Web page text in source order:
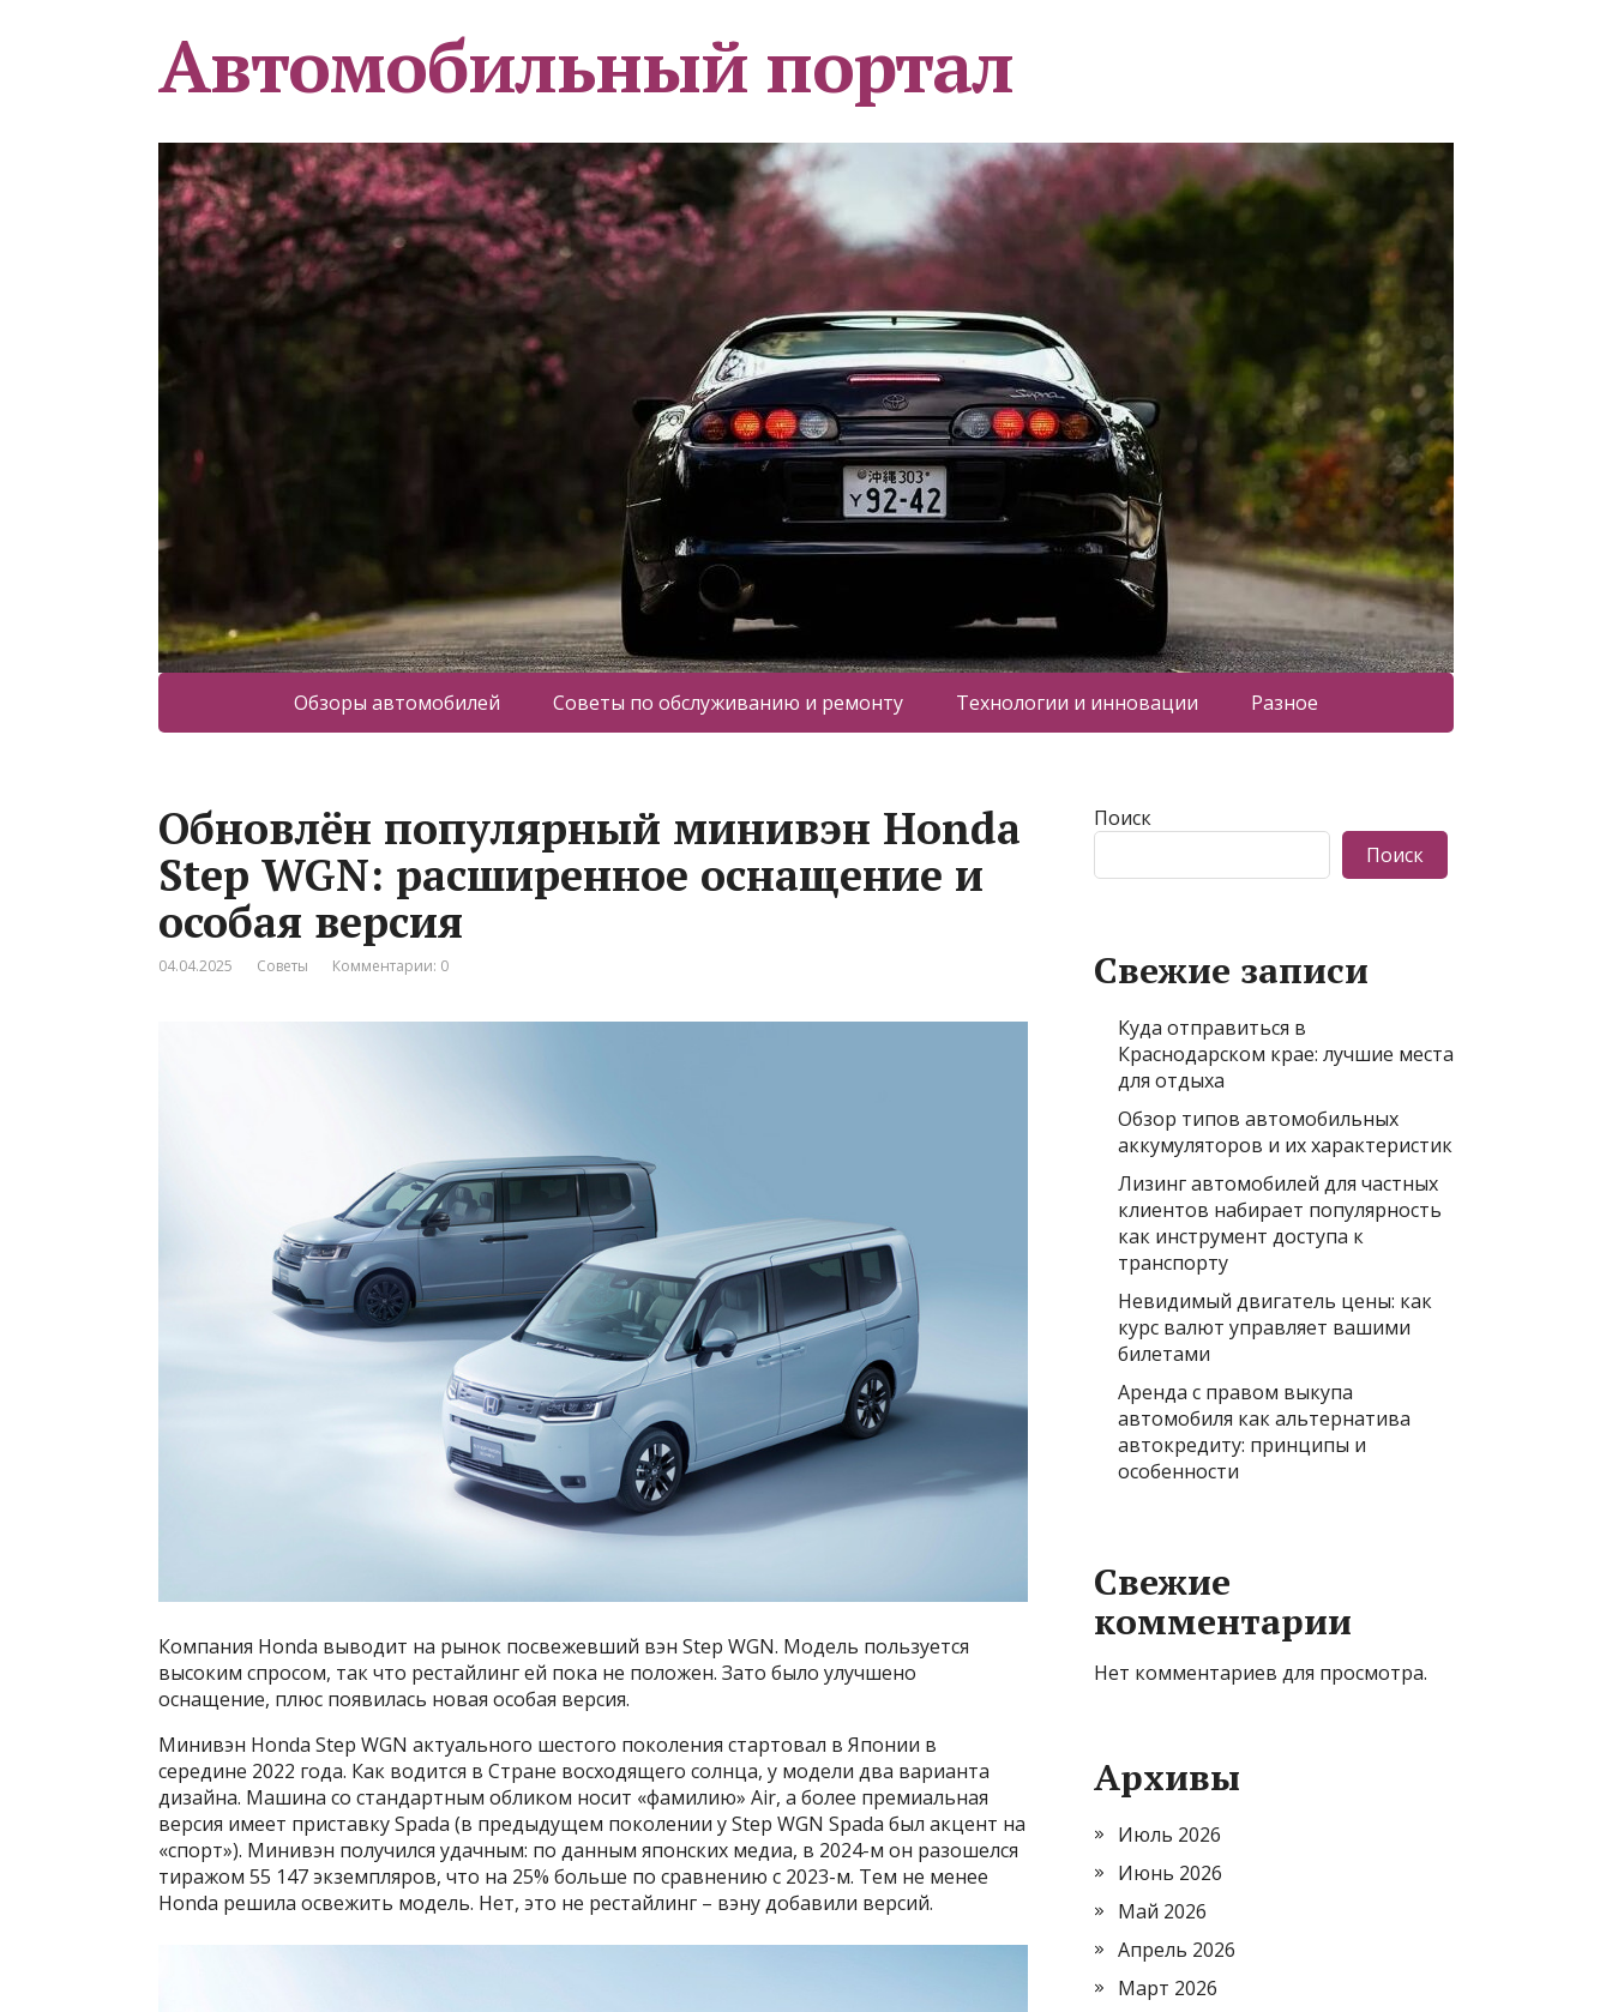
Автомобильный портал
Обзоры автомобилей Советы по обслуживанию и ремонту Технологии и инновации Разное
Обновлён популярный минивэн Honda
Step WGN: расширенное оснащение и
особая версия
04.04.2025 Советы Комментарии: 0
Компания Honda выводит на рынок посвежевший вэн Step WGN. Модель пользуется
высоким спросом, так что рестайлинг ей пока не положен. Зато было улучшено
оснащение, плюс появилась новая особая версия.
Минивэн Honda Step WGN актуального шестого поколения стартовал в Японии в
середине 2022 года. Как водится в Стране восходящего солнца, у модели два варианта
дизайна. Машина со стандартным обликом носит «фамилию» Air, а более премиальная
версия имеет приставку Spada (в предыдущем поколении у Step WGN Spada был акцент на
«спорт»). Минивэн получился удачным: по данным японских медиа, в 2024-м он разошелся
тиражом 55 147 экземпляров, что на 25% больше по сравнению с 2023-м. Тем не менее
Honda решила освежить модель. Нет, это не рестайлинг – вэну добавили версий.
Поиск
Поиск
Свежие записи
Куда отправиться в
Краснодарском крае: лучшие места
для отдыха
Обзор типов автомобильных
аккумуляторов и их характеристик
Лизинг автомобилей для частных
клиентов набирает популярность
как инструмент доступа к
транспорту
Невидимый двигатель цены: как
курс валют управляет вашими
билетами
Аренда с правом выкупа
автомобиля как альтернатива
автокредиту: принципы и
особенности
Свежие
комментарии
Нет комментариев для просмотра.
Архивы
Июль 2026
Июнь 2026
Май 2026
Апрель 2026
Март 2026